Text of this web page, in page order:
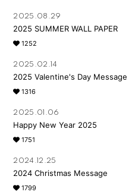
2025.08.29
2025 SUMMER WALL PAPER
1252
2025.02.14
2025 Valentine's Day Message
1316
2025.01.06
Happy New Year 2025
1751
2024.12.25
2024 Christmas Message
1799